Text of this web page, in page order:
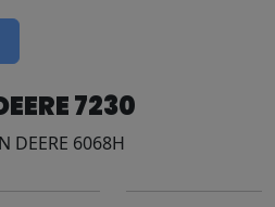
7230
DEERE 6068H